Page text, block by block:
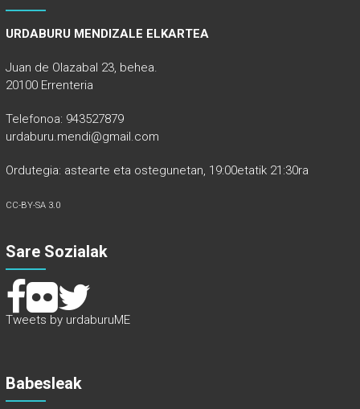
URDABURU MENDIZALE ELKARTEA
Juan de Olazabal 23, behea.
20100 Errenteria
Telefonoa: 943527879
urdaburu.mendi@gmail.com
Ordutegia: astearte eta ostegunetan, 19:00etatik 21:30ra
CC-BY-SA 3.0
Sare Sozialak
Tweets by urdaburuME
Babesleak